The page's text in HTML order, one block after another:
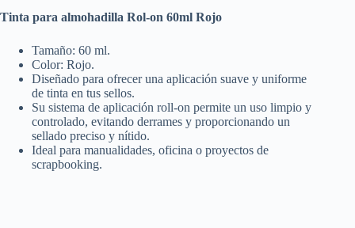
Tinta para almohadilla Rol-on 60ml Rojo
Tamaño: 60 ml.
Color: Rojo.
Diseñado para ofrecer una aplicación suave y uniforme
de tinta en tus sellos.
Su sistema de aplicación roll-on permite un uso limpio y
controlado, evitando derrames y proporcionando un
sellado preciso y nítido.
Ideal para manualidades, oficina o proyectos de
scrapbooking.